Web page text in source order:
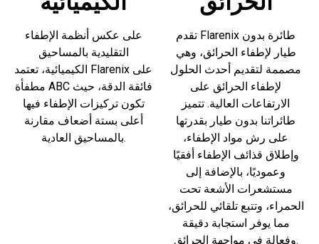
على عكس أنظمة الإطفاء
التقليدية بالمساحيق
الكيميائية، تعتمد Flarenix على
مطفأة ABC فائقة الدقة، حيث
تكون تركيزات الإطفاء فيها
أعلى بستة أضعاف مقارنة
بالمساحيق العادية.
تقدم Flarenix طائرة بدون
طيار لإطفاء الحرائق، وهي
مصممة لتقديم أحدث الحلول
لإطفاء الحرائق على
الارتفاعات العالية. تتميز
طائراتنا بدون طيار بقدرتها
على رش مواد الإطفاء،
وإطلاق قذائف الإطفاء أفقيًا
وعموديًا، بالإضافة إلى
مستشعرات الأشعة تحت
الحمراء، وتتبع تلقائي للحرائق،
مما يوفر استجابة دقيقة
وفعالة في مواجهة الحرائق.